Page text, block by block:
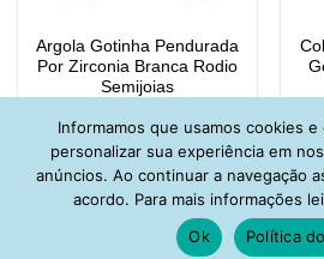
Argola Gotinha Pendurada
Por Zirconia Branca Rodio
Semijoias
Informamos que usamos cookies
personalizar sua experiência em
anúncios. Ao continuar a navegação
acordo. Para mais informações
Ok
Política